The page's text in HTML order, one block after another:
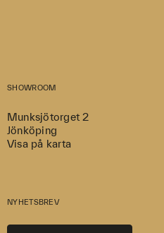
SHOWROOM
Munksjötorget 2
Jönköping
Visa på karta
NYHETSBREV